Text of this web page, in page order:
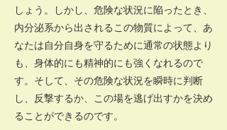
しょう。しかし、危険な状況に陥ったとき、
内分泌系から出されるこの物質によって、あ
なたは自分自身を守るために通常の状態より
も、身体的にも精神的にも強くなれるので
す。そして、その危険な状況を瞬時に判断
し、反撃するか、この場を逃げ出すかを決め
ることができるのです。